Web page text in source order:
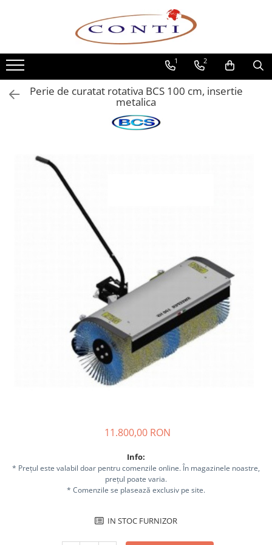
Toate Produsele
Casa si Gradina
Utilaje pentru gradina si accesorii
Atomizoare si Pulverizatoare
Drujbe si fierastraie cu lant
Foarfeci de gradina
Masini de tuns iarba si accesorii
Motocoase si accesorii
Motosape si Motocultoare
Tocatoare de crengi si resturi
Tractoare si Utilaje agricole
Accesorii utilaje de gradina
Articole de bucatarie
Masini de framantat aluat
Masini de umplut carnati
Razatoare branzeturi
Accesorii articole de bucatarie
Gradina & Terasa
1 2
Perie de curatat rotativa BCS 100 cm, insertie
metalica
11.800,00 RON
Info:
* Prețul este valabil doar pentru comenzile online. În magazinele noastre,
prețul poate varia.
* Comenzile se plasează exclusiv pe site.
IN STOC FURNIZOR